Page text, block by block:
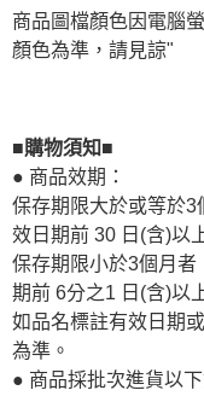
商品圖檔顏色因電腦
顏色為準，請見諒"
■購物須知■
● 商品效期：
保存期限大於或等於3
效日期前 30 日(含)以
保存期限小於3個月者
期前 6分之1 日(含)以
如品名標註有效日期
為準。
● 商品採批次進貨以